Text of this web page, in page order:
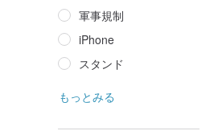
軍事規制
iPhone
スタンド
もっとみる